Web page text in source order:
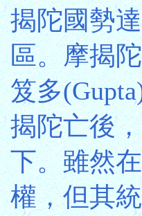
揭陀國勢
區。摩揭
笈多
揭陀亡後
下。雖然
權，但其